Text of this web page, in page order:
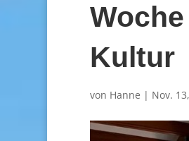
Kultur
von Hanne | Nov.